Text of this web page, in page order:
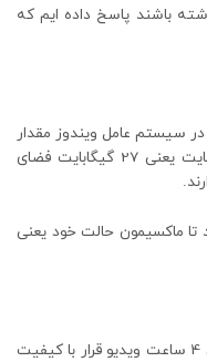
باشند پاسخ داده ایم که
در سیستم عامل ویندوز مقدار
قابل استفاده آنها تقریبا برابر با 27000 مگابایت یعنی 27 گیگابایت فضای
تا ماکسیمون حالت خود یعنی
در فلش 32 گیگابایت به طور متوسط حدود 4 ساعت ویدیو قرار با کیفیت